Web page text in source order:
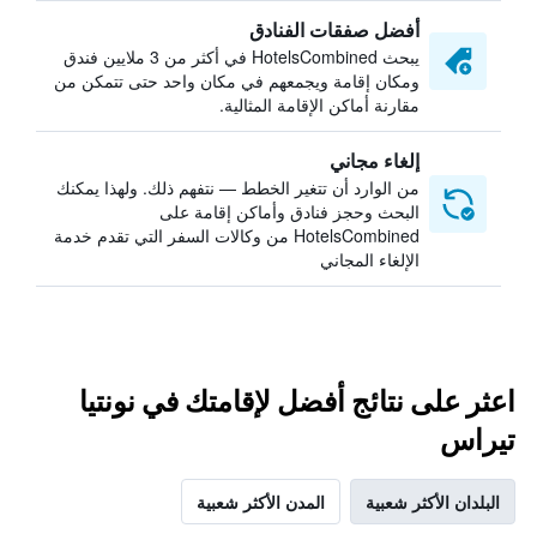
أفضل صفقات الفنادق
يبحث HotelsCombined في أكثر من 3 ملايين فندق
ومكان إقامة ويجمعهم في مكان واحد حتى تتمكن من
مقارنة أماكن الإقامة المثالية.
إلغاء مجاني
من الوارد أن تتغير الخطط — نتفهم ذلك. ولهذا يمكنك
البحث وحجز فنادق وأماكن إقامة على
HotelsCombined من وكالات السفر التي تقدم خدمة
الإلغاء المجاني
اعثر على نتائج أفضل لإقامتك في نونتيا
تيراس
البلدان الأكثر شعبية المدن الأكثر شعبية